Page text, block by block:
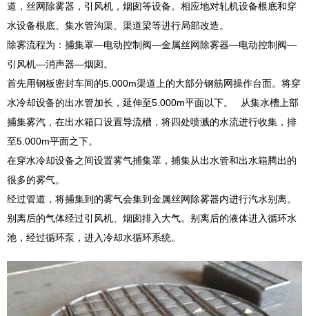
道， 丝网除雾器 ，引风机，烟囱等设备。相应地对轧机设备根底和穿
水设备根底、集水管沟渠、渠道梁等进行局部改造。
除雾流程为：捕集罩—电动控制阀—金属丝网除雾器—电动控制阀—
引风机—消声器—烟囱。
首先用钢板密封车间的5.000m渠道上的大部分钢筋网操作台面。将穿
水冷却设备的出水管加长，延伸至5.000m平面以下。 从集水槽上部
捕集雾汽，在出水箱口设置导流槽，将四处喷溅的水流进行收集，排
至5.000m平面之下。
在穿水冷却设备之间设置雾气捕集罩，捕集从出水管和出水箱腾出的
很多的雾气。
经过管道，将捕集到的雾气会集到金属丝网除雾器内进行汽水别离。
别离后的气体经过引风机、烟囱排入大气。别离后的液体进入循环水
池，经过循环泵，进入冷却水循环系统。